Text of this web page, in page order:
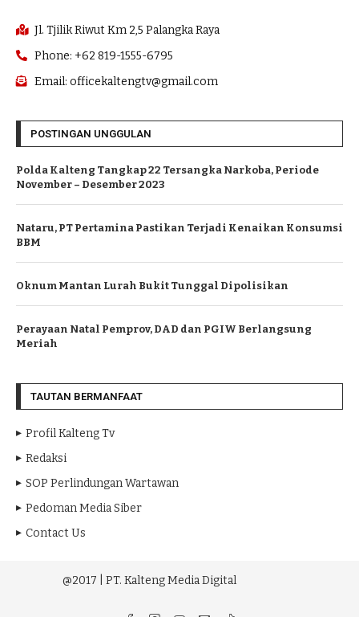
Jl. Tjilik Riwut Km 2,5 Palangka Raya
Phone: +62 819-1555-6795
Email: officekaltengtv@gmail.com
POSTINGAN UNGGULAN
Polda Kalteng Tangkap 22 Tersangka Narkoba, Periode
November – Desember 2023
Nataru, PT Pertamina Pastikan Terjadi Kenaikan Konsumsi
BBM
Oknum Mantan Lurah Bukit Tunggal Dipolisikan
Perayaan Natal Pemprov, DAD dan PGIW Berlangsung
Meriah
TAUTAN BERMANFAAT
Profil Kalteng Tv
Redaksi
SOP Perlindungan Wartawan
Pedoman Media Siber
Contact Us
@2017 | PT. Kalteng Media Digital